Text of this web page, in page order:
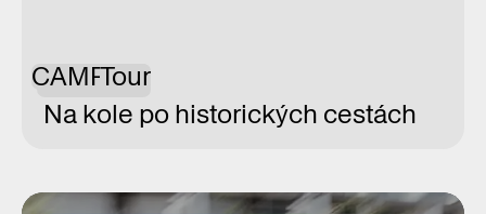
CAMPTour
Na kole po historických cestách